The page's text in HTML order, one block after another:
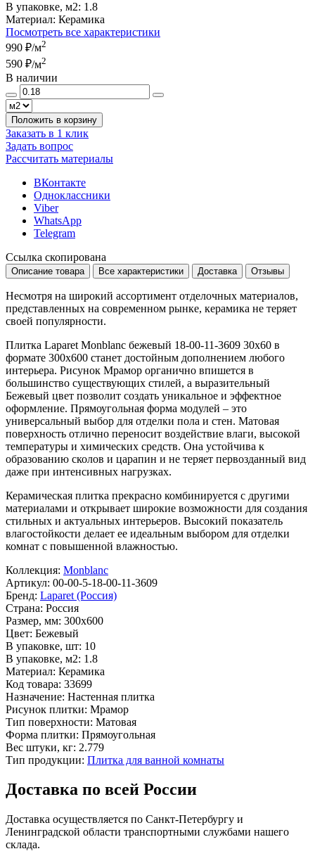
В упаковке, м2: 1.8
Материал: Керамика
Посмотреть все характеристики
990 ₽/м2
590 ₽/м2
В наличии
Положить в корзину
Заказать в 1 клик
Задать вопрос
Рассчитать материалы
ВКонтакте
Одноклассники
Viber
WhatsApp
Telegram
Ссылка скопирована
Описание товара Все характеристики Доставка Отзывы
Несмотря на широкий ассортимент отделочных материалов,
представленных на современном рынке, керамика не теряет
своей популярности.
Плитка Laparet Monblanc бежевый 18-00-11-3609 30х60 в
формате 300x600 станет достойным дополнением любого
интерьера. Рисунок Мрамор органично впишется в
большинство существующих стилей, а выразительный
Бежевый цвет позволит создать уникальное и эффектное
оформление. Прямоугольная форма модулей – это
универсальный выбор для отделки пола и стен. Матовая
поверхность отлично переносит воздействие влаги, высокой
температуры и химических средств. Она устойчива к
образованию сколов и царапин и не теряет первозданный вид
даже при интенсивных нагрузках.
Керамическая плитка прекрасно комбинируется с другими
материалами и открывает широкие возможности для создания
стильных и актуальных интерьеров. Высокий показатель
влагостойкости делает ее идеальным выбором для отделки
комнат с повышенной влажностью.
Коллекция: Monblanc
Артикул: 00-00-5-18-00-11-3609
Бренд: Laparet (Россия)
Страна: Россия
Размер, мм: 300x600
Цвет: Бежевый
В упаковке, шт: 10
В упаковке, м2: 1.8
Материал: Керамика
Код товара: 33699
Назначение: Настенная плитка
Рисунок плитки: Мрамор
Тип поверхности: Матовая
Форма плитки: Прямоугольная
Вес штуки, кг: 2.779
Тип продукции: Плитка для ванной комнаты
Доставка по всей России
Доставка осуществляется по Санкт-Петербургу и
Ленинградской области транспортными службами нашего
склада.